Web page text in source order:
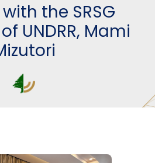
the SRSG
UNDRR, Mami